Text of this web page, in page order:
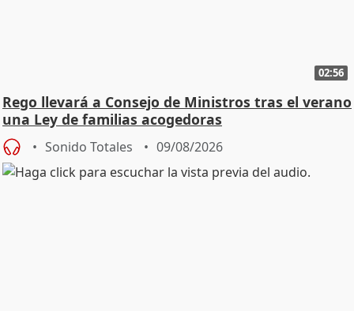
02:56
Rego llevará a Consejo de Ministros tras el verano
una Ley de familias acogedoras
Sonido Totales 09/08/2026